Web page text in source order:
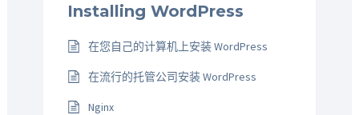
Installing WordPress
在您自己的计算机上安装 WordPress
在流行的托管公司安装 WordPress
Nginx